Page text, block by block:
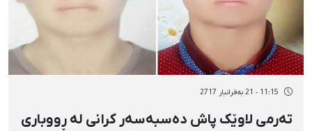
11:15 - 21 بەفرانبار 2717
تەرمی لاوێک پاش دەسبەسەر کرانی لە ڕووباری